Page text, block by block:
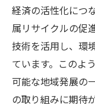
経済の活性化につ
属リサイクルの促
技術を活用し、環
ています。このよ
可能な地域発展の
の取り組みに期待